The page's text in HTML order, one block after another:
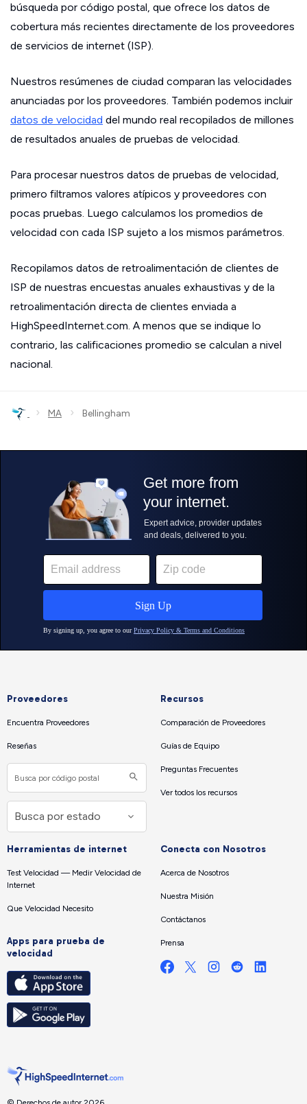
búsqueda por código postal, que ofrece los datos de
cobertura más recientes directamente de los proveedores
de servicios de internet (ISP).
Nuestros resúmenes de ciudad comparan las velocidades
anunciadas por los proveedores. También podemos incluir
datos de velocidad del mundo real recopilados de millones
de resultados anuales de pruebas de velocidad.
Para procesar nuestros datos de pruebas de velocidad,
primero filtramos valores atípicos y proveedores con
pocas pruebas. Luego calculamos los promedios de
velocidad con cada ISP sujeto a los mismos parámetros.
Recopilamos datos de retroalimentación de clientes de
ISP de nuestras encuestas anuales exhaustivas y de la
retroalimentación directa de clientes enviada a
HighSpeedInternet.com. A menos que se indique lo
contrario, las calificaciones promedio se calculan a nivel
nacional.
› MA › Bellingham
Proveedores
Encuentra Proveedores
Reseñas
Recursos
Comparación de Proveedores
Guías de Equipo
Preguntas Frecuentes
Ver todos los recursos
Herramientas de internet
Test Velocidad — Medir Velocidad de
Internet
Que Velocidad Necesito
Apps para prueba de
velocidad
Conecta con Nosotros
Acerca de Nosotros
Nuestra Misión
Contáctanos
Prensa